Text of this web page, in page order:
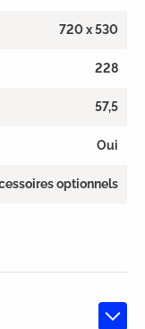
720 x 530
228
57,5
Oui
optionnels